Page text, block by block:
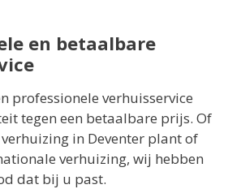
en betaalbare
professionele verhuisservice
tegen een betaalbare prijs. Of
in Deventer plant of
verhuizing, wij hebben
dat bij u past.